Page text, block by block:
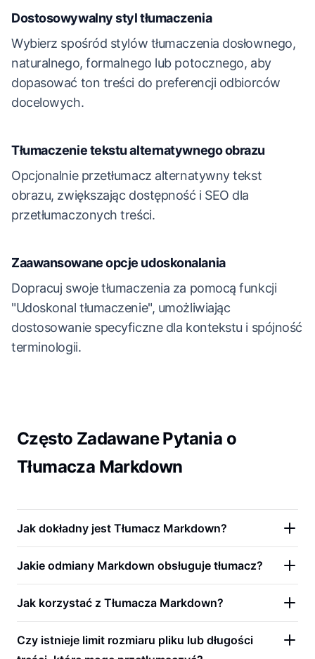
Dostosowywalny styl tłumaczenia
Wybierz spośród stylów tłumaczenia dosłownego,
naturalnego, formalnego lub potocznego, aby
dopasować ton treści do preferencji odbiorców
docelowych.
Tłumaczenie tekstu alternatywnego obrazu
Opcjonalnie przetłumacz alternatywny tekst
obrazu, zwiększając dostępność i SEO dla
przetłumaczonych treści.
Zaawansowane opcje udoskonalania
Dopracuj swoje tłumaczenia za pomocą funkcji
"Udoskonal tłumaczenie", umożliwiając
dostosowanie specyficzne dla kontekstu i spójność
terminologii.
Często Zadawane Pytania o
Tłumacza Markdown
Jak dokładny jest Tłumacz Markdown?
Jakie odmiany Markdown obsługuje tłumacz?
Jak korzystać z Tłumacza Markdown?
Czy istnieje limit rozmiaru pliku lub długości